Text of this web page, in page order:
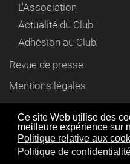
Ce site Web utilise des
meilleure expérience sur
Politique relative aux
Politique de
L'Association
Actualité du Club
Adhésion au Club
Revue de presse
Mentions légales
Contact
© www.cyril-gautier.fr 2012
En utilisant ce site Web,
cookies comme